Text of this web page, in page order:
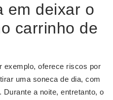
em deixar o
carrinho de
exemplo, oferece riscos por
uma soneca de dia, com
a noite, entretanto, o